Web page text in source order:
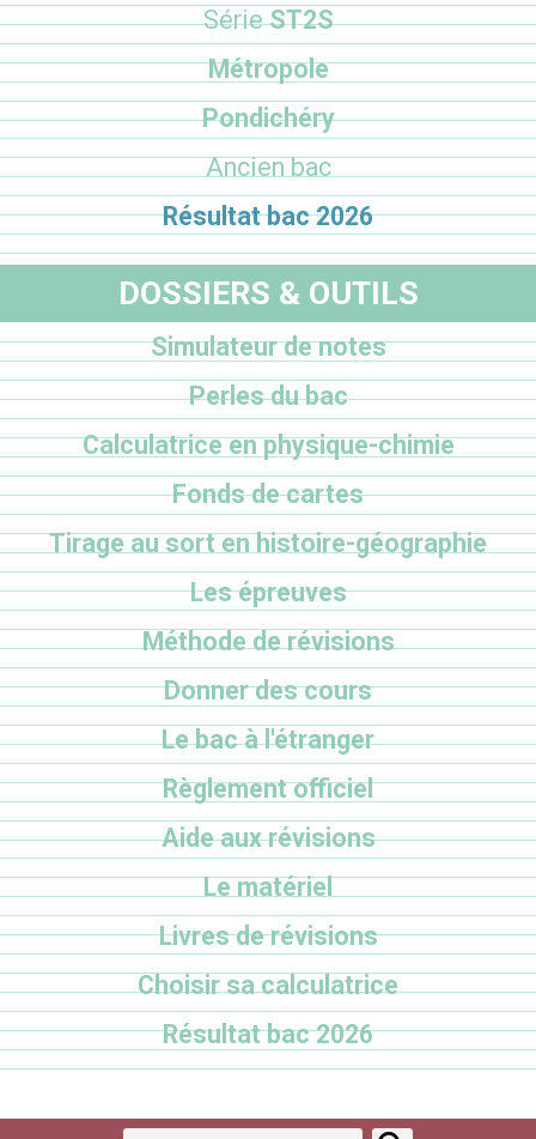
SérieST2S
Métropole
Pondichéry
Ancien bac
Résultat bac 2026
DOSSIERS & OUTILS
Simulateur de notes
Perles du bac
Calculatrice en physique-chimie
Fonds de cartes
Tirage au sort en histoire-géographie
Les épreuves
Méthode de révisions
Donner des cours
Le bac à l'étranger
Règlement officiel
Aide aux révisions
Le matériel
Livres de révisions
Choisir sa calculatrice
Résultat bac 2026